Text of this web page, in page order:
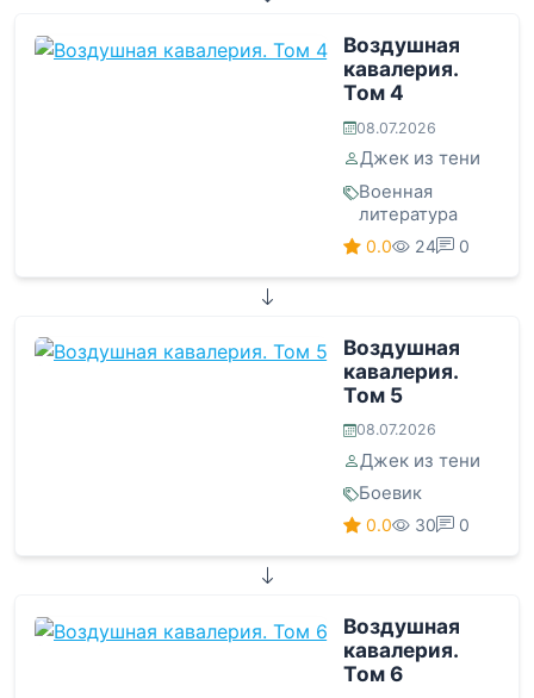
Воздушная
кавалерия.
Том 4
08.07.2026
Джек из тени
Военная
литература
0.0 24 0
Воздушная
кавалерия.
Том 5
08.07.2026
Джек из тени
Боевик
0.0 30 0
Воздушная
кавалерия.
Том 6